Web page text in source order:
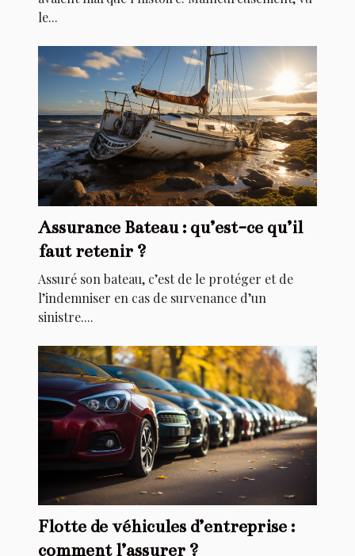
le...
Assurance Bateau : qu’est-ce qu’il
faut retenir ?
Assuré son bateau, c’est de le protéger et de
l’indemniser en cas de survenance d’un
sinistre....
Flotte de véhicules d’entreprise :
comment l’assurer ?